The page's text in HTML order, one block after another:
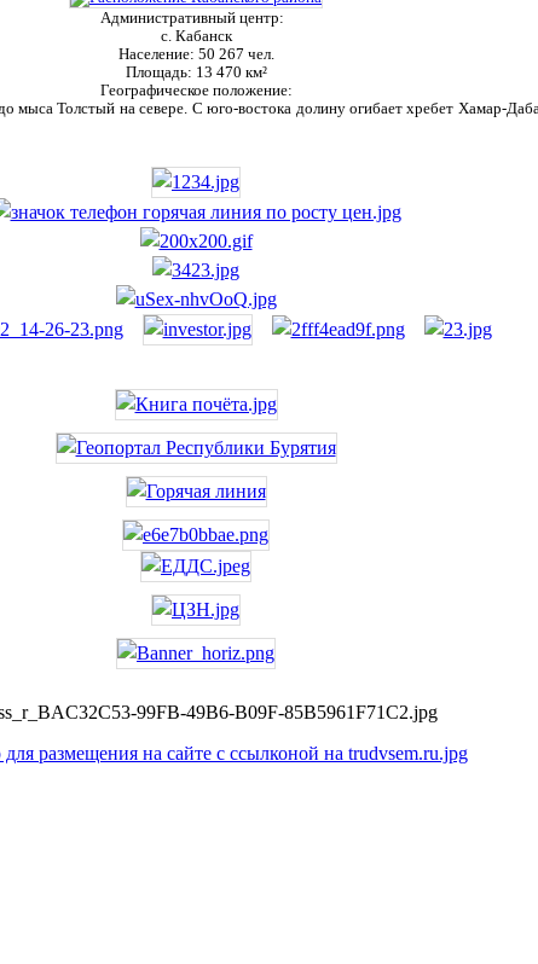
Административный центр:
с. Кабанск
Население: 50 267 чел.
Площадь: 13 470 км²
Географическое положение:
Толстый на севере. С юго-востока долину огибает хребет Хамар-